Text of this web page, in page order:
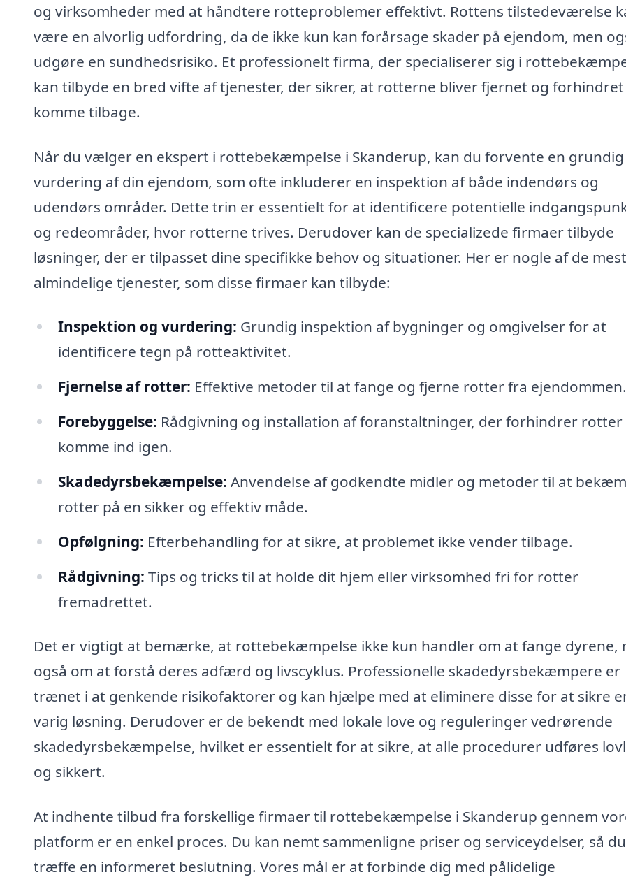
og virksomheder med at håndtere rotteproblemer effektivt. Rottens tilstedeværelse
være en alvorlig udfordring, da de ikke kun kan forårsage skader på ejendom, men
udgøre en sundhedsrisiko. Et professionelt firma, der specialiserer sig i
kan tilbyde en bred vifte af tjenester, der sikrer, at rotterne bliver fjernet og
komme tilbage.
Når du vælger en ekspert i rottebekæmpelse i Skanderup, kan du forvente en grundig
vurdering af din ejendom, som ofte inkluderer en inspektion af både indendørs og
udendørs områder. Dette trin er essentielt for at identificere potentielle
og redeområder, hvor rotterne trives. Derudover kan de specializede firmaer tilbyde
løsninger, der er tilpasset dine specifikke behov og situationer. Her er nogle af de mest
almindelige tjenester, som disse firmaer kan tilbyde:
Inspektion og vurdering: Grundig inspektion af bygninger og omgivelser for at
identificere tegn på rotteaktivitet.
Fjernelse af rotter: Effektive metoder til at fange og fjerne rotter fra ejendommen.
Forebyggelse: Rådgivning og installation af foranstaltninger, der forhindrer rotter
komme ind igen.
Skadedyrsbekæmpelse: Anvendelse af godkendte midler og metoder til at
rotter på en sikker og effektiv måde.
Opfølgning: Efterbehandling for at sikre, at problemet ikke vender tilbage.
Rådgivning: Tips og tricks til at holde dit hjem eller virksomhed fri for rotter
fremadrettet.
Det er vigtigt at bemærke, at rottebekæmpelse ikke kun handler om at fange dyrene,
også om at forstå deres adfærd og livscyklus. Professionelle skadedyrsbekæmpere er
trænet i at genkende risikofaktorer og kan hjælpe med at eliminere disse for at sikre
varig løsning. Derudover er de bekendt med lokale love og reguleringer vedrørende
skadedyrsbekæmpelse, hvilket er essentielt for at sikre, at alle procedurer udføres
og sikkert.
At indhente tilbud fra forskellige firmaer til rottebekæmpelse i Skanderup gennem
platform er en enkel proces. Du kan nemt sammenligne priser og serviceydelser, så
træffe en informeret beslutning. Vores mål er at forbinde dig med pålidelige